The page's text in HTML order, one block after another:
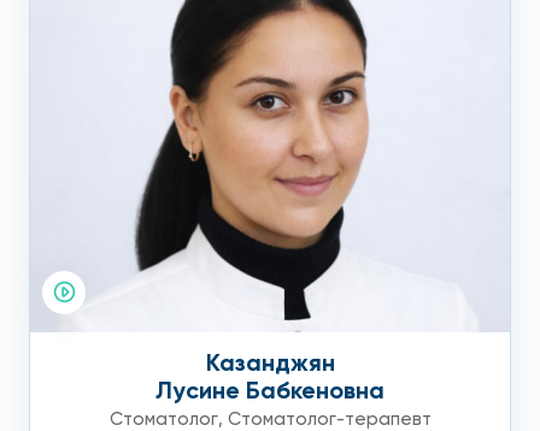
Казанджян
Лусине Бабкеновна
Стоматолог, Стоматолог-терапевт